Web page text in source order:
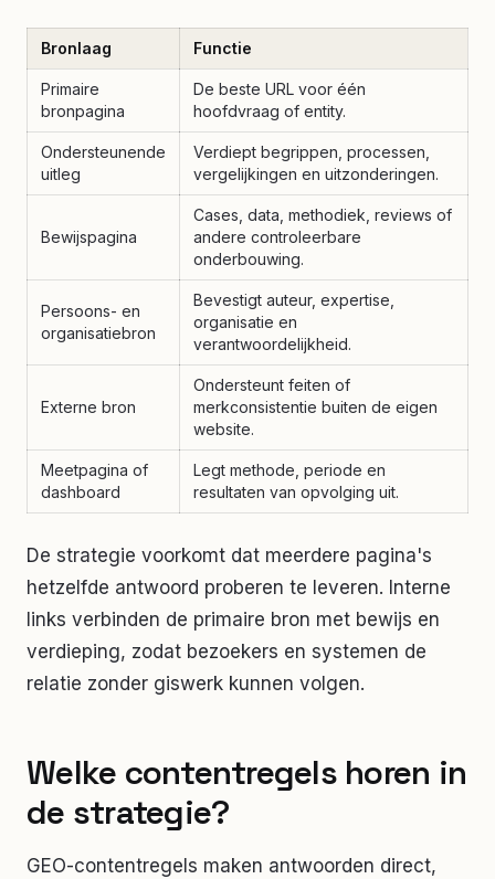
Bronlaag Functie
Primaire
bronpagina
De beste URL voor één
hoofdvraag of entity.
Ondersteunende
uitleg
Verdiept begrippen, processen,
vergelijkingen en uitzonderingen.
Bewijspagina
Cases, data, methodiek, reviews of
andere controleerbare
onderbouwing.
Persoons- en
organisatiebron
Bevestigt auteur, expertise,
organisatie en
verantwoordelijkheid.
Externe bron
Ondersteunt feiten of
merkconsistentie buiten de eigen
website.
Meetpagina of
dashboard
Legt methode, periode en
resultaten van opvolging uit.
De strategie voorkomt dat meerdere pagina's
hetzelfde antwoord proberen te leveren. Interne
links verbinden de primaire bron met bewijs en
verdieping, zodat bezoekers en systemen de
relatie zonder giswerk kunnen volgen.
Welke contentregels horen in
de strategie?
GEO-contentregels maken antwoorden direct,